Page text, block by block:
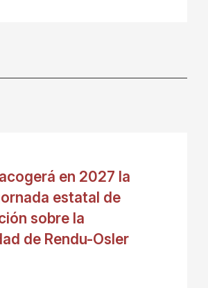
en 2027 la
estatal de
sobre la
de Rendu-Osler